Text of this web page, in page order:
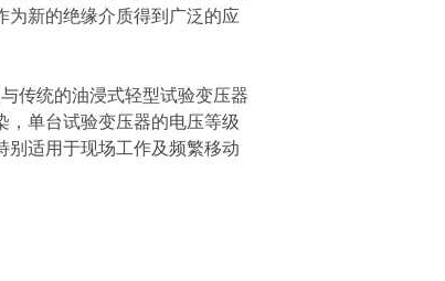
询
为新的绝缘介质得到广泛的应
传统的油浸式轻型试验变压器
，单台试验变压器的电压等级
别适用于现场工作及频繁移动